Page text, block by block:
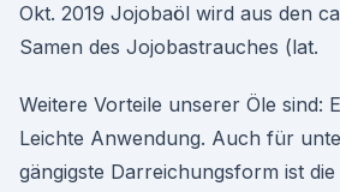
Okt. 2019 Jojobaöl wird aus den
Samen des Jojobastrauches (lat.
Weitere Vorteile unserer Öle sind:
Leichte Anwendung. Auch für
gängigste Darreichungsform ist